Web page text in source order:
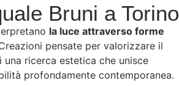
Bruni a Torino
la luce attraverso forme
pensate per valorizzare il
ricerca estetica che unisce
profondamente contemporanea.